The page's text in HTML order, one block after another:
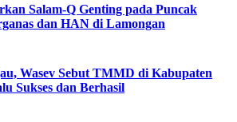
Salam-Q Genting pada Puncak
dan HAN di Lamongan
Wasev Sebut TMMD di Kabupaten
Sukses dan Berhasil